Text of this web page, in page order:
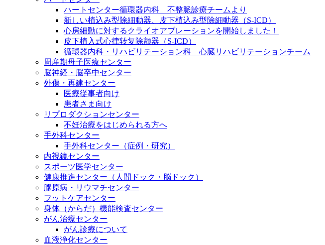
ハートセンター循環器内科 不整脈診療チームより
新しい植込み型除細動器、皮下植込み型除細動器（S-ICD）
心房細動に対するクライオアブレーションを開始しました！
皮下植入式心律转复除颤器（S-ICD）
循環器内科・リハビリテーション科 心臓リハビリテーションチーム
周産期母子医療センター
脳神経・脳卒中センター
外傷・再建センター
医療従事者向け
患者さま向け
リプロダクションセンター
不妊治療をはじめられる方へ
手外科センター
手外科センター（症例・研究）
内視鏡センター
スポーツ医学センター
健康推進センター（人間ドック・脳ドック）
膠原病・リウマチセンター
フットケアセンター
身体（からだ）機能検査センター
がん治療センター
がん診療について
血液浄化センター